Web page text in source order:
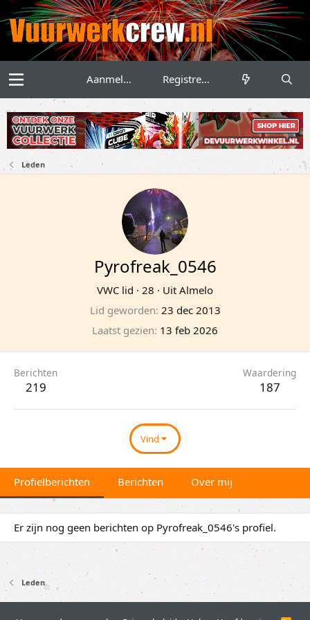
Aanmelden Registreren
Leden
Pyrofreak_0546
VWC lid · 28 · Uit Almelo
Lid geworden 23 dec 2013
Laatst gezien 13 feb 2026
Berichten
219
Waardering
187
Vind
Profielberichten Berichten Over mij
Er zijn nog geen berichten op Pyrofreak_0546's profiel.
Leden